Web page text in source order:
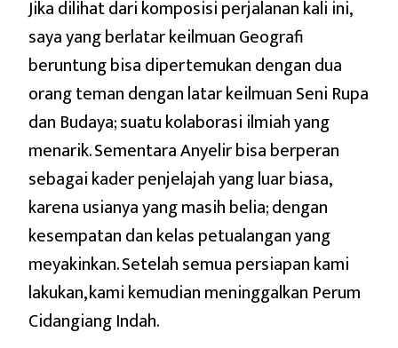
Jika dilihat dari komposisi perjalanan kali ini,
saya yang berlatar keilmuan Geografi
beruntung bisa dipertemukan dengan dua
orang teman dengan latar keilmuan Seni Rupa
dan Budaya; suatu kolaborasi ilmiah yang
menarik. Sementara Anyelir bisa berperan
sebagai kader penjelajah yang luar biasa,
karena usianya yang masih belia; dengan
kesempatan dan kelas petualangan yang
meyakinkan. Setelah semua persiapan kami
lakukan, kami kemudian meninggalkan Perum
Cidangiang Indah.